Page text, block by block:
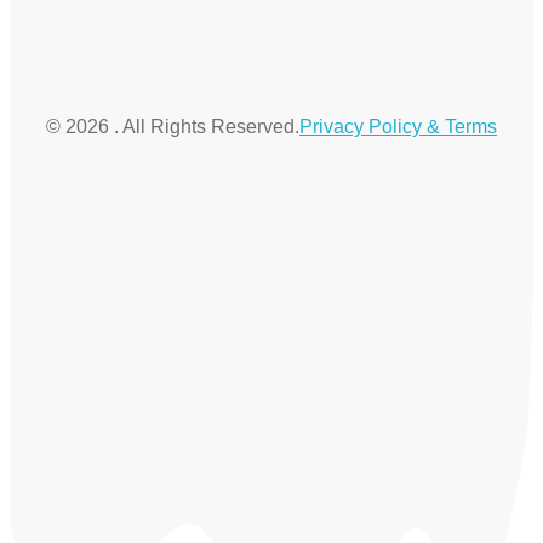
© 2026 . All Rights Reserved.Privacy Policy & Terms